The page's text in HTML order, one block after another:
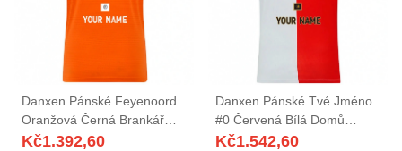
Danxen Pánské Feyenoord
Oranžová Černá Brankář
Dresy 2025/26 Dres
Kč1.392,60
Danxen Pánské Tvé Jméno
#0 Červená Bílá Domů
Hráčské Dresy 2025/26 Dres
Kč1.542,60